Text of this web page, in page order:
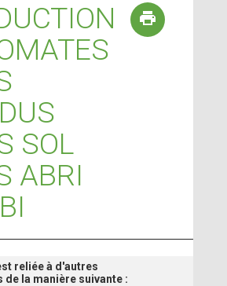
SOL
ABRI
reliée à d'autres
de la manière suivante :